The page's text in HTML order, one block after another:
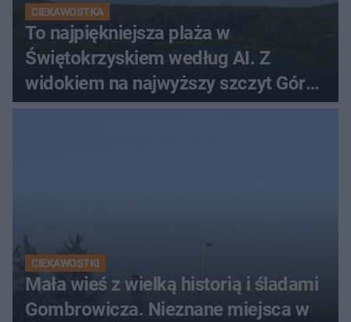
CIEKAWOSTKA
To najpiękniejsza plaża w
Świętokrzyskiem według AI. Z
widokiem na najwyższy szczyt Gór
Świętokrzyskich
CIEKAWOSTKI
Mała wieś z wielką historią i śladami
Gombrowicza. Nieznane miejsca w